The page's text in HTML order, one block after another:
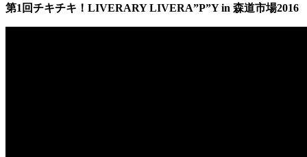
第1回チキチキ！LIVERARY LIVERA”P”Y in 森道市場2016